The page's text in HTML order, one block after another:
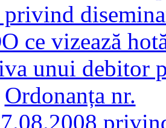
ce vizează
unui debitor